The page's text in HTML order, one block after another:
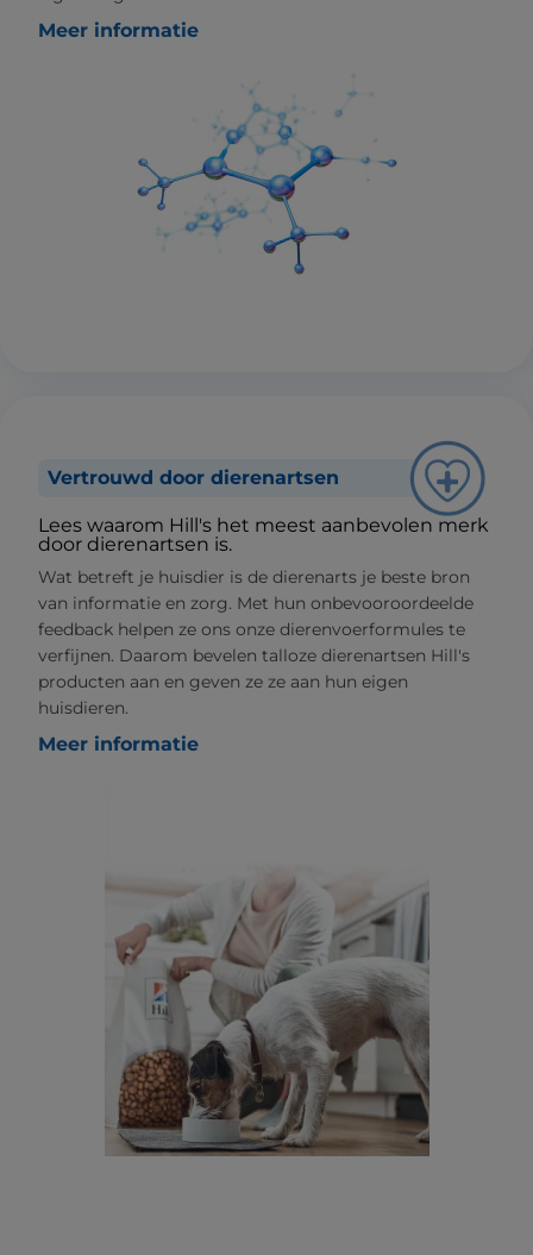
Meer informatie
Vertrouwd door dierenartsen
Lees waarom Hill's het meest aanbevolen merk
door dierenartsen is.
Wat betreft je huisdier is de dierenarts je beste bron
van informatie en zorg. Met hun onbevooroordeelde
feedback helpen ze ons onze dierenvoerformules te
verfijnen. Daarom bevelen talloze dierenartsen Hill's
producten aan en geven ze ze aan hun eigen
huisdieren.
Meer informatie